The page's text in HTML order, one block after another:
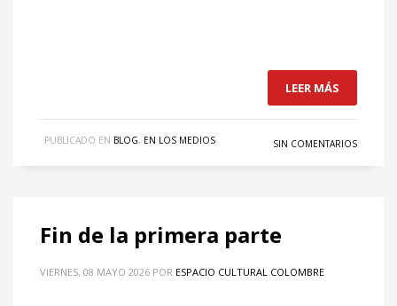
LEER MÁS
PUBLICADO EN BLOG, EN LOS MEDIOS SIN COMENTARIOS
Fin de la primera parte
VIERNES, 08 MAYO 2026 POR ESPACIO CULTURAL COLOMBRE